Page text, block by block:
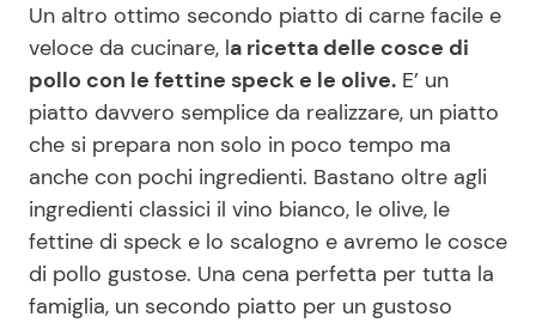
Benessere
Casa
Moda e Style
Mondo Mamma
News benessere
Cucina e Ricette
Consigli di Cucina
Dolci
Le Ricette in TV
Primi Piatti
Un altro ottimo secondo piatto di carne facile e
veloce da cucinare, la ricetta delle cosce di
pollo con le fettine speck e le olive. E’ un
piatto davvero semplice da realizzare, un piatto
che si prepara non solo in poco tempo ma
anche con pochi ingredienti. Bastano oltre agli
ingredienti classici il vino bianco, le olive, le
fettine di speck e lo scalogno e avremo le cosce
di pollo gustose. Una cena perfetta per tutta la
famiglia, un secondo piatto per un gustoso